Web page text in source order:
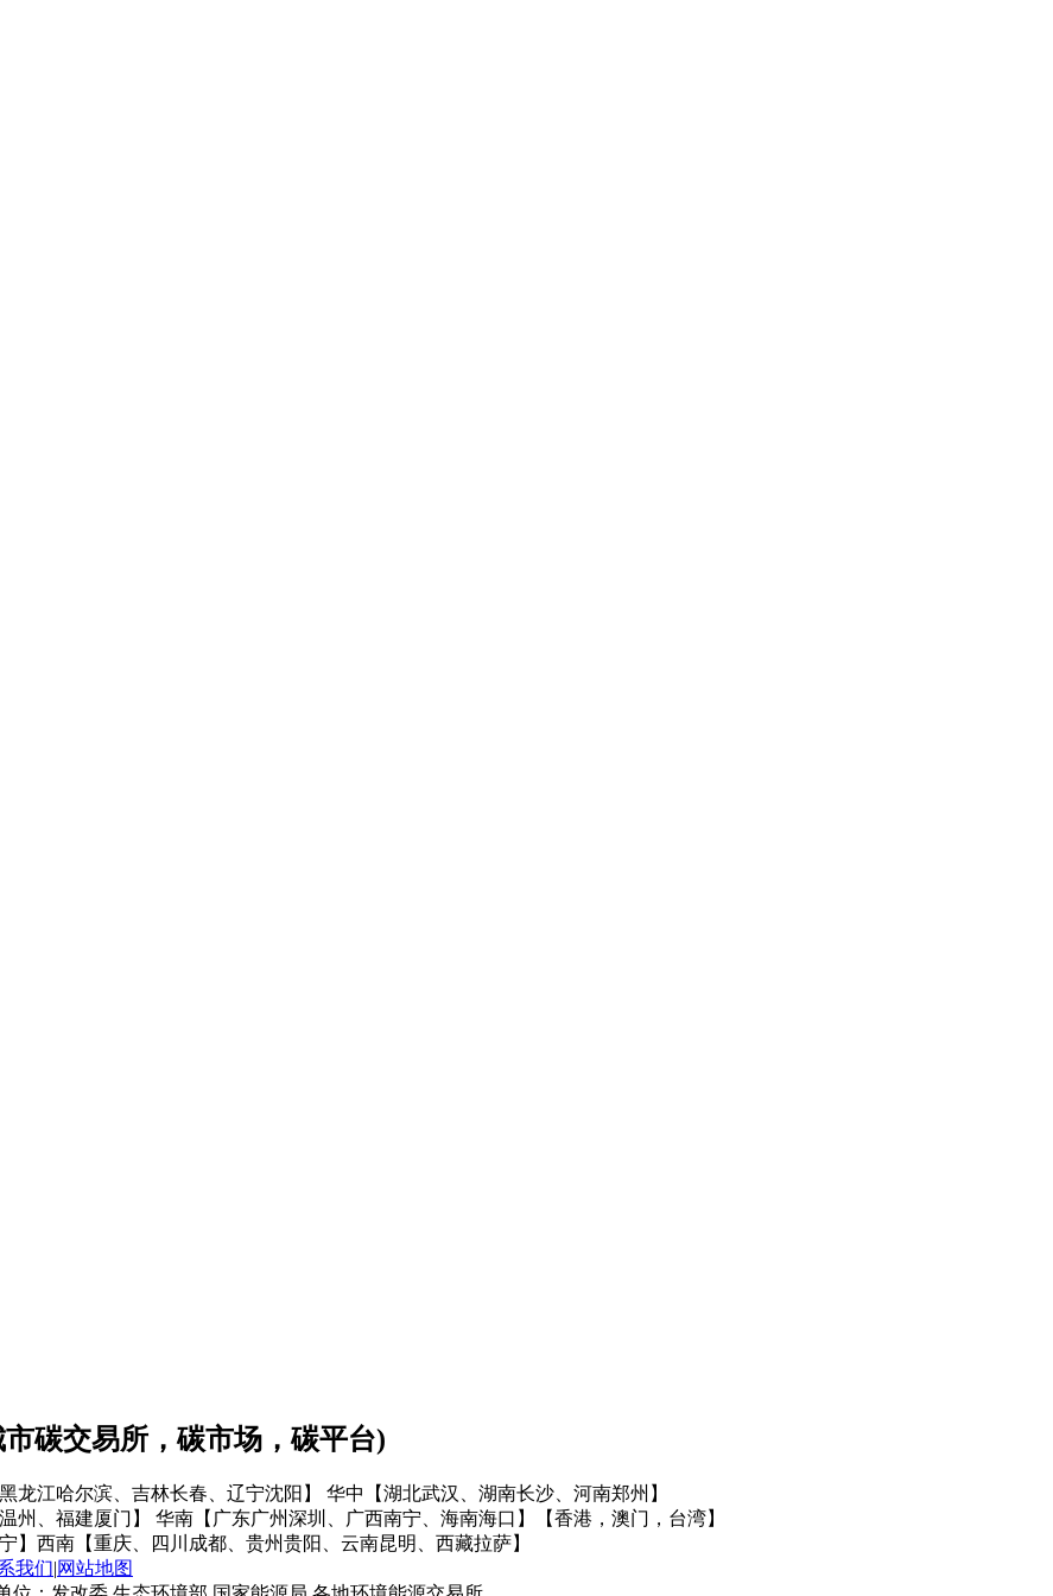
碳交易所，碳市场，碳平台)
龙江哈尔滨、吉林长春、辽宁沈阳】
华中【湖北武汉、湖南长沙、河南郑州】
州、福建厦门】
华南【广东广州深圳、广西南宁、海南海口】
【香港，澳门，台湾】
】 西南【重庆、四川成都、贵州贵阳、云南昆明、西藏拉萨】
我们|网站地图